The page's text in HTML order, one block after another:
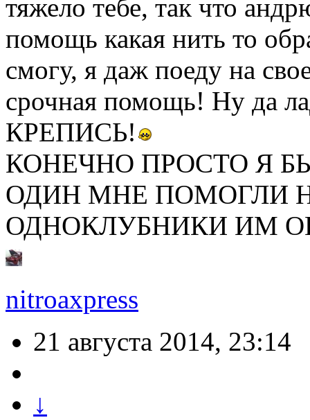
тяжело тебе, так что
помощь какая нить то
смогу, я даж поеду на
срочная помощь! Ну
КРЕПИСЬ!
КОНЕЧНО ПРОСТО Я
ОДИН МНЕ ПОМОГЛИ
ОДНОКЛУБНИКИ ИМ
nitroaxpress
21 августа 2014, 23:14
↓